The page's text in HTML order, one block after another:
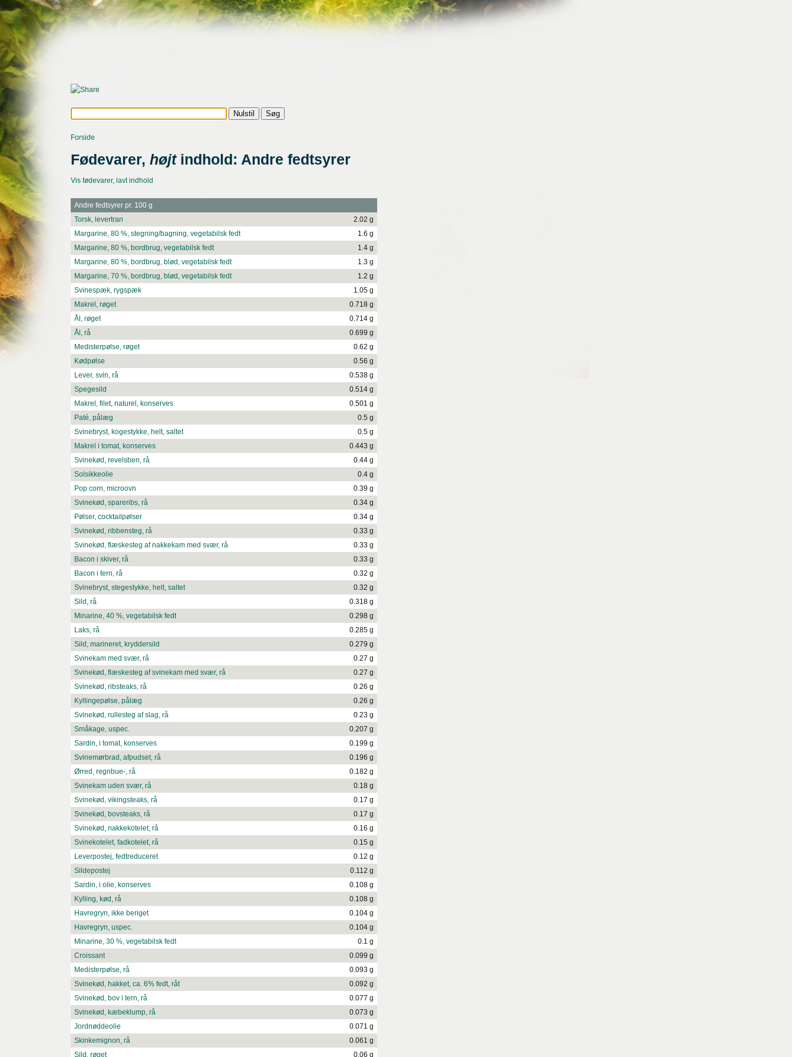
Forside
Fødevarer, højtindhold: Andre fedtsyrer
Vis fødevarer, lavt indhold
Andre fedtsyrer pr. 100 g
Torsk, levertran
2.02 g
Margarine, 80 %, stegning/bagning, vegetabilsk fedt
1.6 g
Margarine, 80 %, bordbrug, vegetabilsk fedt
1.4 g
Margarine, 80 %, bordbrug, blød, vegetabilsk fedt
1.3 g
Margarine, 70 %, bordbrug, blød, vegetabilsk fedt
1.2 g
Svinespæk, rygspæk
1.05 g
Makrel, røget
0.718 g
Ål, røget
0.714 g
Ål, rå
0.699 g
Medisterpølse, røget
0.62 g
Kødpølse
0.56 g
Lever, svin, rå
0.538 g
Spegesild
0.514 g
Makrel, filet, naturel, konserves
0.501 g
Paté, pålæg
0.5 g
Svinebryst, kogestykke, helt, saltet
0.5 g
Makrel i tomat, konserves
0.443 g
Svinekød, revelsben, rå
0.44 g
Solsikkeolie
0.4 g
Pop corn, microovn
0.39 g
Svinekød, spareribs, rå
0.34 g
Pølser, cocktailpølser
0.34 g
Svinekød, ribbensteg, rå
0.33 g
Svinekød, flæskesteg af nakkekam med svær, rå
0.33 g
Bacon i skiver, rå
0.33 g
Bacon i tern, rå
0.32 g
Svinebryst, stegestykke, helt, saltet
0.32 g
Sild, rå
0.318 g
Minarine, 40 %, vegetabilsk fedt
0.298 g
Laks, rå
0.285 g
Sild, marineret, kryddersild
0.279 g
Svinekam med svær, rå
0.27 g
Svinekød, flæskesteg af svinekam med svær, rå
0.27 g
Svinekød, ribsteaks, rå
0.26 g
Kyllingepølse, pålæg
0.26 g
Svinekød, rullesteg af slag, rå
0.23 g
Småkage, uspec.
0.207 g
Sardin, i tomat, konserves
0.199 g
Svinemørbrad, afpudset, rå
0.196 g
Ørred, regnbue-, rå
0.182 g
Svinekam uden svær, rå
0.18 g
Svinekød, vikingsteaks, rå
0.17 g
Svinekød, bovsteaks, rå
0.17 g
Svinekød, nakkekotelet, rå
0.16 g
Svinekotelet, fadkotelet, rå
0.15 g
Leverpostej, fedtreduceret
0.12 g
Sildepostej
0.112 g
Sardin, i olie, konserves
0.108 g
Kylling, kød, rå
0.108 g
Havregryn, ikke beriget
0.104 g
Havregryn, uspec.
0.104 g
Minarine, 30 %, vegetabilsk fedt
0.1 g
Croissant
0.099 g
Medisterpølse, rå
0.093 g
Svinekød, hakket, ca. 6% fedt, råt
0.092 g
Svinekød, bov i tern, rå
0.077 g
Svinekød, kæbeklump, rå
0.073 g
Jordnøddeolie
0.071 g
Skinkemignon, rå
0.061 g
Sild, røget
0.06 g